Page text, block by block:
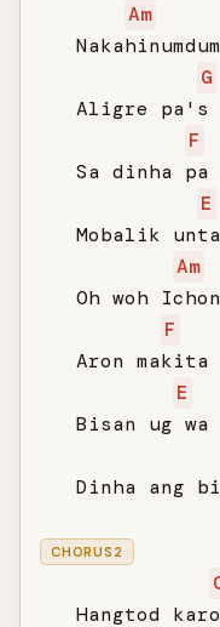
Am
G
Aligre pa's
F
Sa dinha pa
E
Mobalik
Am
Oh woh
F
Aron makita
E
Bisan ug wa
Dinha ang
CHORUS2
Hangtod